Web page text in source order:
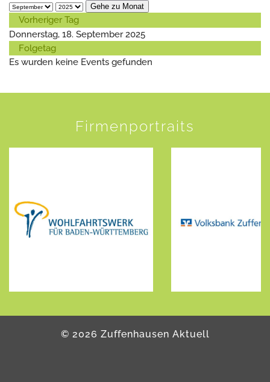
Gehe zu Monat
Vorheriger Tag
Donnerstag, 18. September 2025
Folgetag
Es wurden keine Events gefunden
Firmenportraits
© 2026 Zuffenhausen Aktuell